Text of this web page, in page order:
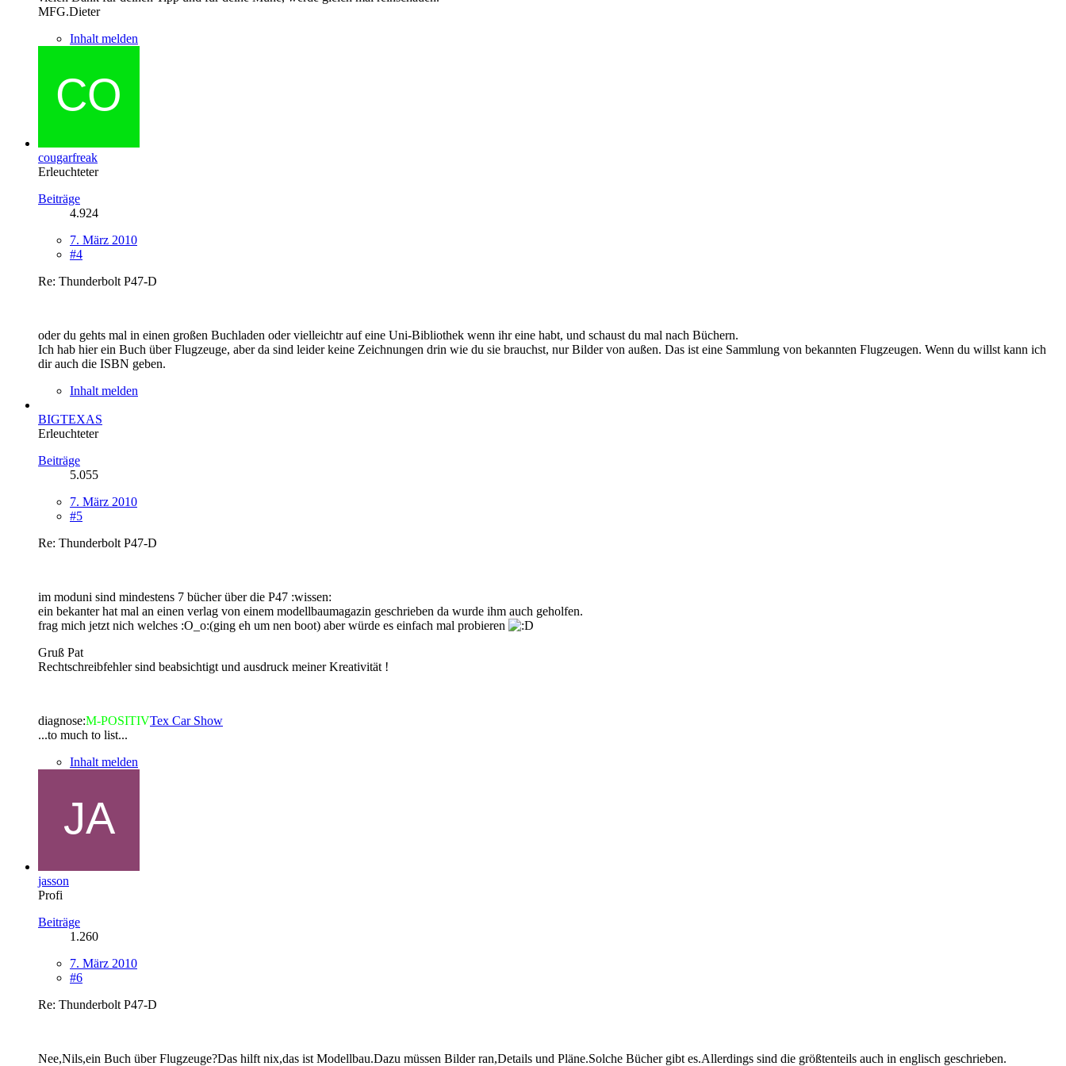
MFG.Dieter
Inhalt melden
cougarfreak
Erleuchteter
Beiträge
4.924
7. März 2010
#4
Re: Thunderbolt P47-D
oder du gehts mal in einen großen Buchladen oder vielleichtr auf eine Uni-Bibliothek wenn ihr eine habt, und schaust du mal nach Büchern.
Ich hab hier ein Buch über Flugzeuge, aber da sind leider keine Zeichnungen drin wie du sie brauchst, nur Bilder von außen. Das ist eine Sammlung von bekannten Flugzeugen. Wenn du willst kann ich
dir auch die ISBN geben.
Inhalt melden
BIGTEXAS
Erleuchteter
Beiträge
5.055
7. März 2010
#5
Re: Thunderbolt P47-D
im moduni sind mindestens 7 bücher über die P47 :wissen:
ein bekanter hat mal an einen verlag von einem modellbaumagazin geschrieben da wurde ihm auch geholfen.
frag mich jetzt nich welches :O_o:(ging eh um nen boot) aber würde es einfach mal probieren
Gruß Pat
Rechtschreibfehler sind beabsichtigt und ausdruck meiner Kreativität !
diagnose:M-POSITIVTex Car Show
...to much to list...
Inhalt melden
jasson
Profi
Beiträge
1.260
7. März 2010
#6
Re: Thunderbolt P47-D
Nee,Nils,ein Buch über Flugzeuge?Das hilft nix,das ist Modellbau.Dazu müssen Bilder ran,Details und Pläne.Solche Bücher gibt es.Allerdings sind die größtenteils auch in englisch geschrieben.